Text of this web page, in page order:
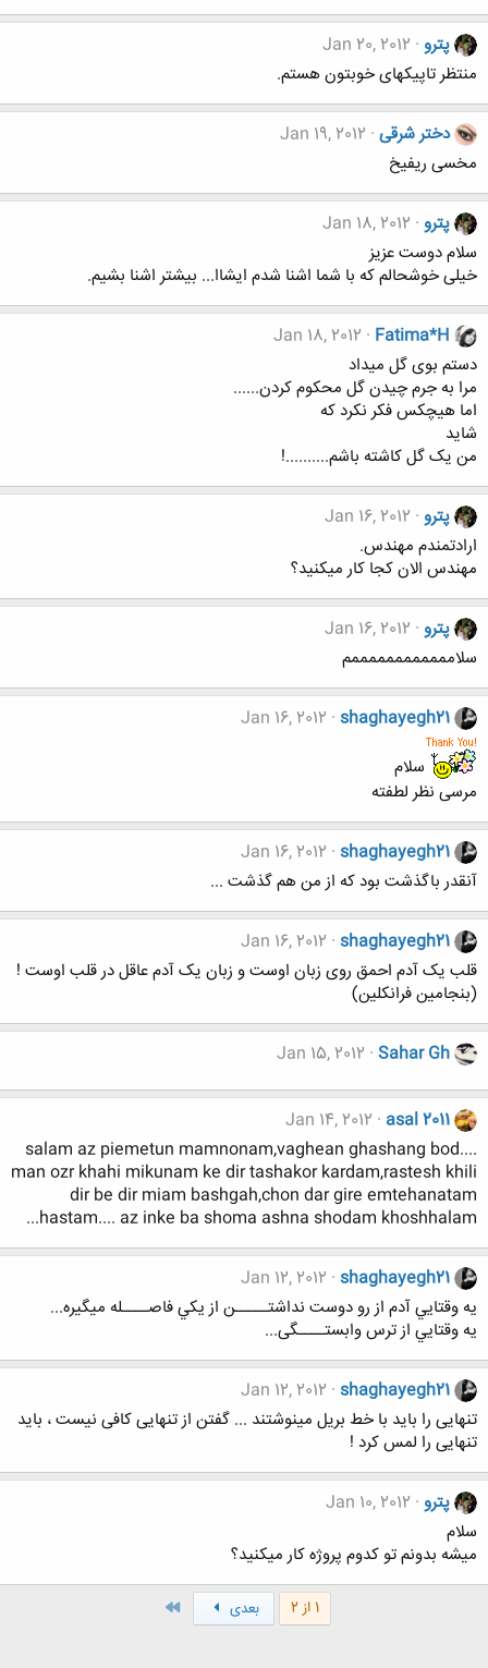
پترو Jan 20, 2012
منتظر تاپیکهای خوبتون هستم.
دختر شرقی Jan 19, 2012
مخسی ریفیخ
پترو Jan 18, 2012
سلام دوست عزیز
خیلی خوشحالم که با شما اشنا شدم ایشاا... بیشتر اشنا بشیم.
Fatima*H
Jan 18, 2012
دستم بوی گل میداد
مرا به جرم چیدن گل محکوم کردن......
اما هیچکس فکر نکرد که
شاید
من یک گل کاشته باشم..........!
پترو Jan 16, 2012
ارادتمندم مهندس.
مهندس الان کجا کار میکنید؟
پترو Jan 16, 2012
سلاممممممممممممم
shaghayegh21
Jan 16, 2012
سلام
مرسی نظر لطفته
shaghayegh21
Jan 16, 2012
آنقدر باگذشت بود که از من هم گذشت ...
shaghayegh21
Jan 16, 2012
قلب یک آدم احمق روی زبان اوست و زبان یک آدم عاقل در قلب اوست !
(بنجامین فرانکلین)
Sahar Gh
Jan 15, 2012
asal 2011
Jan 14, 2012
salam az piemetun mamnonam,vaghean ghashang bod....
man ozr khahi mikunam ke dir tashakor kardam,rastesh khili
dir be dir miam bashgah,chon dar gire emtehanatam
hastam.... az inke ba shoma ashna shodam khoshhalam...
shaghayegh21
Jan 12, 2012
يه وقتايي آدم از رو دوست نداشتـــــن از يکي فاصــــله ميگيره...
يه وقتايي از ترس وابستــــگی...
shaghayegh21
Jan 12, 2012
تنهایی را باید با خط بریل مینوشتند ... گفتن از تنهایی کافی نیست ، باید
تنهایی را لمس کرد !
پترو Jan 10, 2012
سلام
میشه بدونم تو کدوم پروژه کار میکنید؟
1 از 2 بعدی